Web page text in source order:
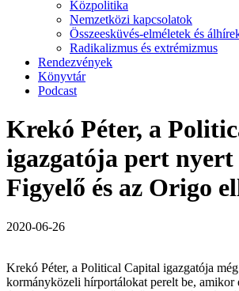
Közpolitika
Nemzetközi kapcsolatok
Összeesküvés-elméletek és
Radikalizmus és extrémizmus
Rendezvények
Könyvtár
Podcast
Krekó Péter, a
igazgatója pert nyert
Figyelő és az Origo
2020-06-26
Krekó Péter, a Political Capital igazgatója
kormányközeli hírportálokat perelt be,